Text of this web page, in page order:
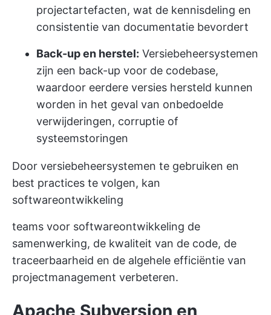
projectartefacten, wat de kennisdeling en
consistentie van documentatie bevordert
Back-up en herstel: Versiebeheersystemen
zijn een back-up voor de codebase,
waardoor eerdere versies hersteld kunnen
worden in het geval van onbedoelde
verwijderingen, corruptie of
systeemstoringen
Door versiebeheersystemen te gebruiken en
best practices te volgen, kan
softwareontwikkeling
teams voor softwareontwikkeling de
samenwerking, de kwaliteit van de code, de
traceerbaarheid en de algehele efficiëntie van
projectmanagement verbeteren.
Apache Subversion en